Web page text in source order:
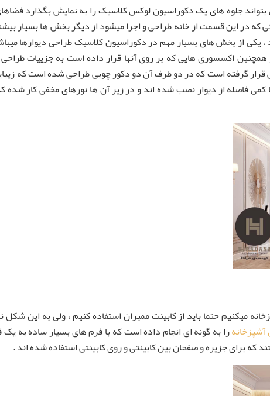
جلوه های یک دکوراسیون لوکس کلاسیک را به نمایش بگذارد
در این قسمت از خانه طراحی و اجرا میشود از دیگر بخش ها بسیار
یکی از بخش های بسیار مهم در دکوراسیون کلاسیک طراحی دیوارها
اکسسوری هایی که بر روی آنها قرار داده است به جزییات
گرفته است که در دو طرف آن دو دکور چوبی طراحی شده است که
فاصله از دیوار نصب شده اند و در زیر آن ها نورهای مخفی کار
میکنیم حتما باید از کابینت ممبران استفاده کنیم ، ولی به این
را به گونه ای انجام داده است که با فرم های بسیار ساده به
برای جزیره و صفحان بین کابینتی و روی کابینتی استفاده شده اند .